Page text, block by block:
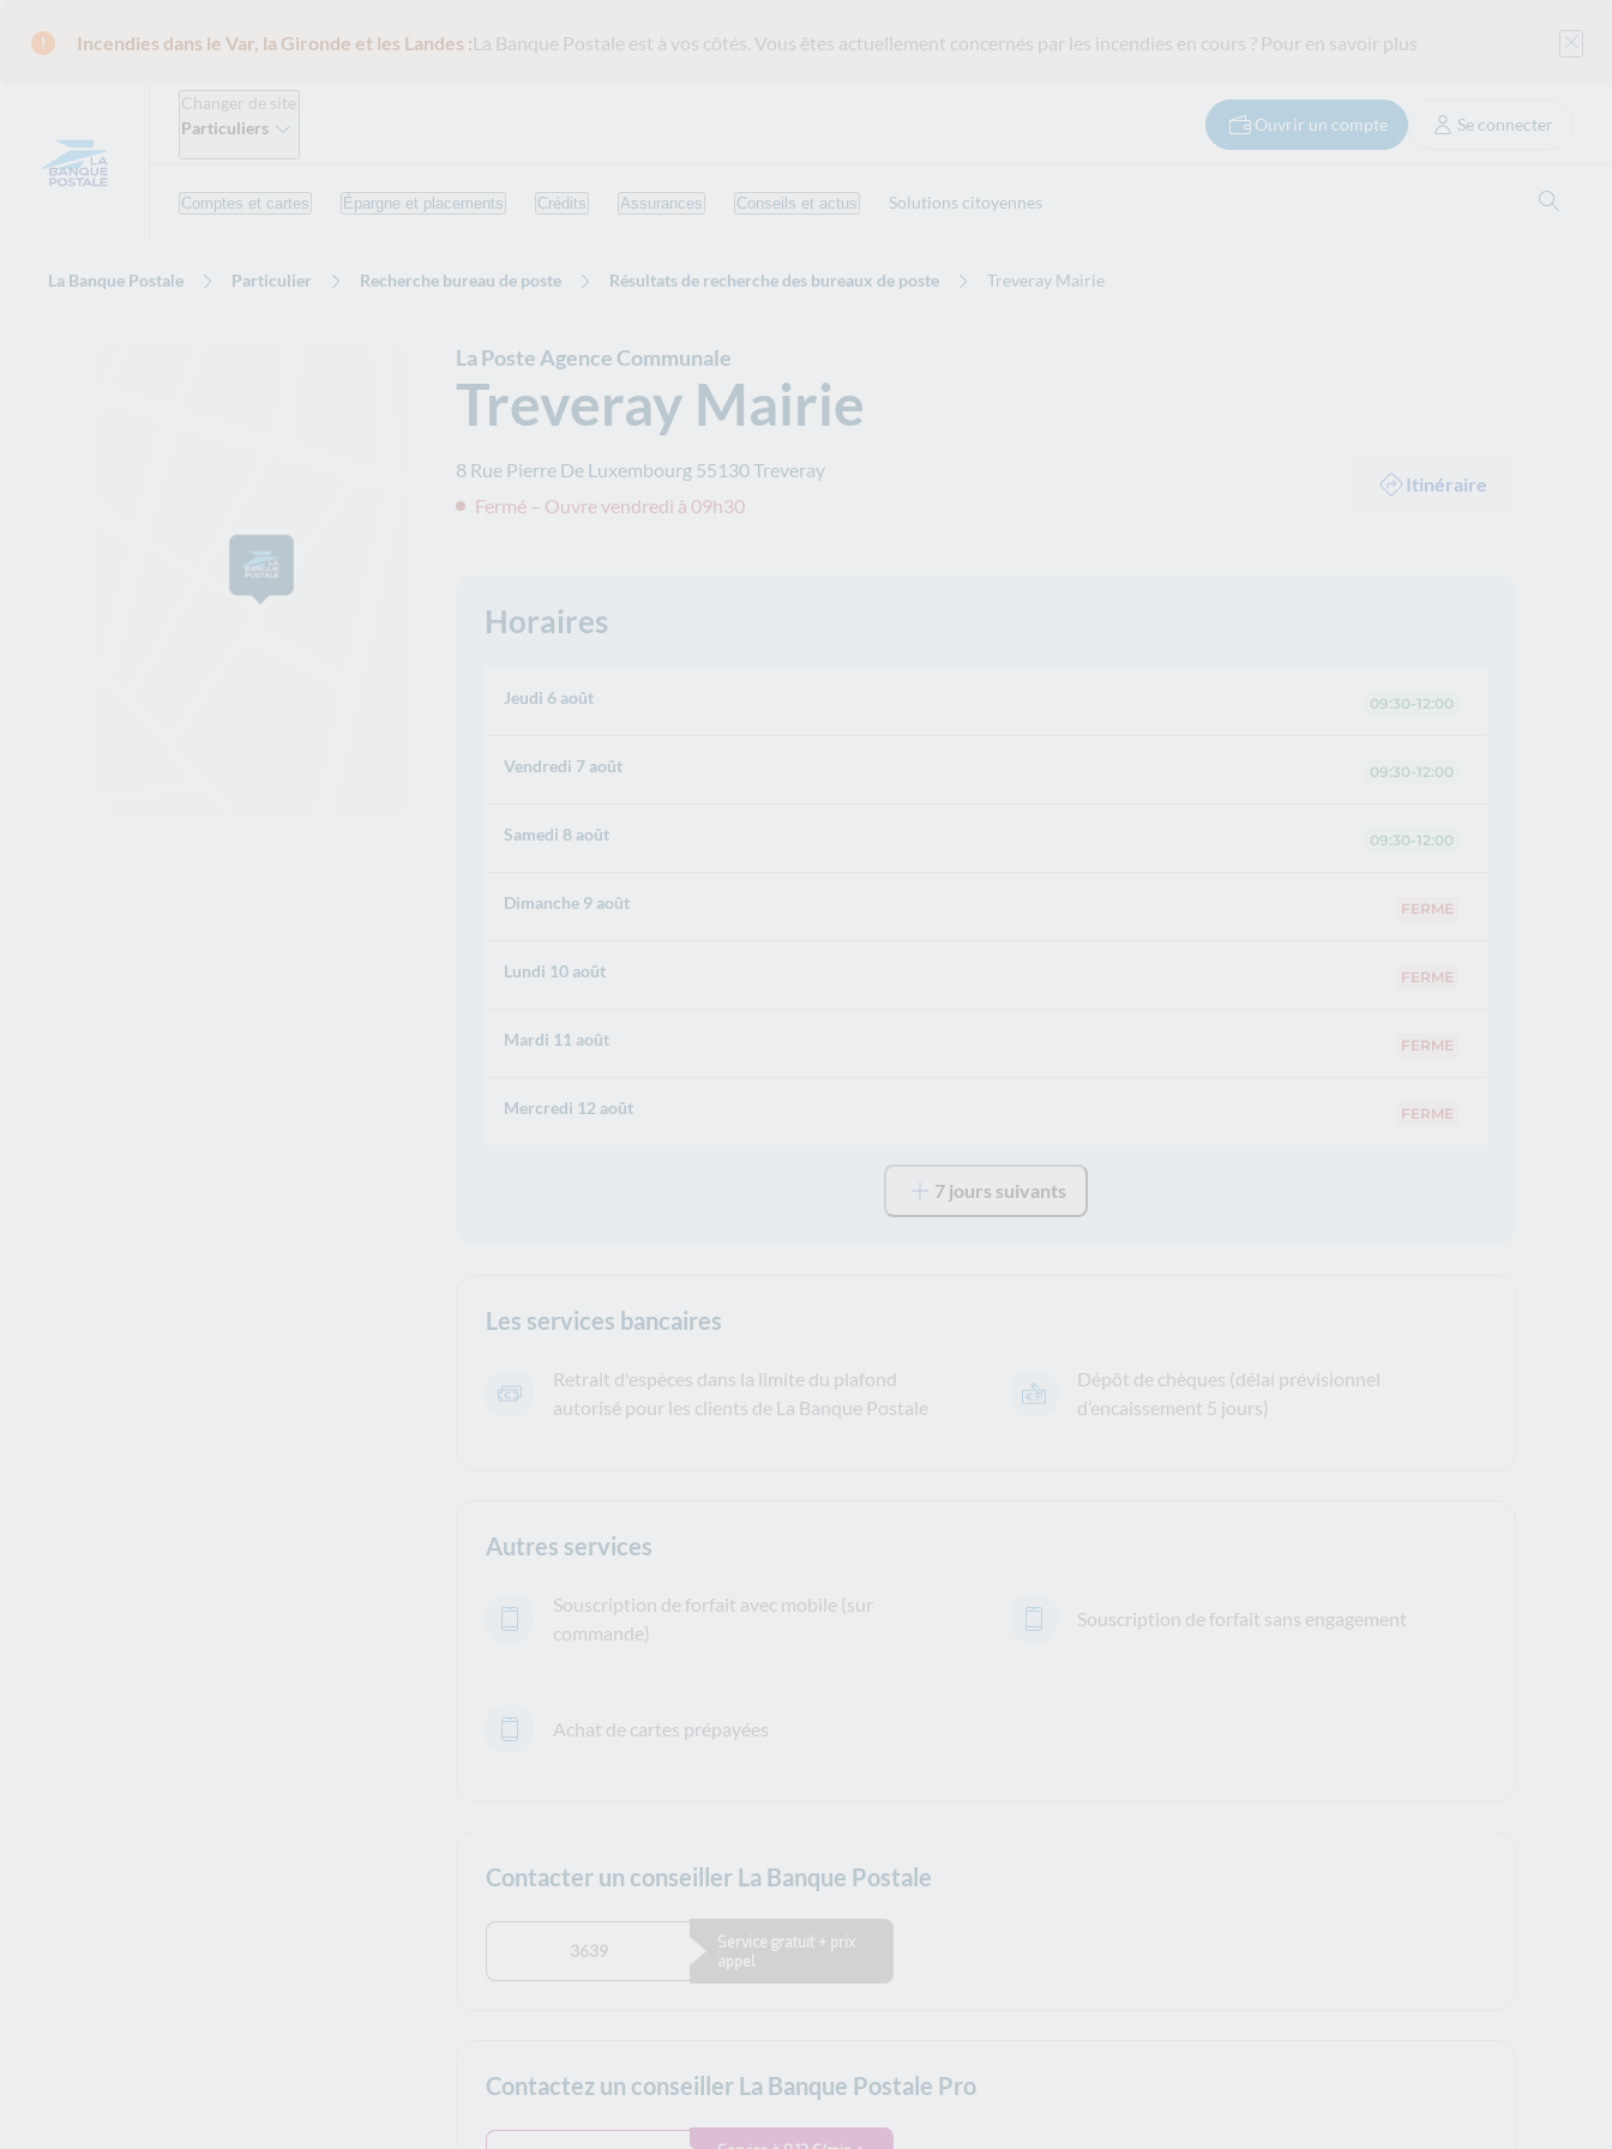
Incendies dans le Var, la Gironde et les Landes :La Banque Postale est à vos côtés. Vous êtes actuellement concernés par les incendies en cours ? Pour en savoir plus
Changer de site
Particuliers
Ouvrir un compte Se connecter
Comptes et cartes Épargne et placements Crédits Assurances Conseils et actus Solutions citoyennes
La Banque Postale Particulier Recherche bureau de poste Résultats de recherche des bureaux de poste Treveray Mairie
La Poste Agence Communale
Treveray Mairie
8 Rue Pierre De Luxembourg 55130Treveray
Fermé – Ouvre vendredi à 09h30
Itinéraire
Horaires
Jeudi 6 août 09:30-12:00
Vendredi 7 août 09:30-12:00
Samedi 8 août 09:30-12:00
Dimanche 9 août FERME
Lundi 10 août FERME
Mardi 11 août FERME
Mercredi 12 août FERME
7 jours suivants
Les services bancaires
Retrait d'espèces dans la limite du plafond
autorisé pour les clients de La Banque Postale
Dépôt de chèques (délai prévisionnel
d’encaissement 5 jours)
Autres services
Souscription de forfait avec mobile (sur
commande)
Souscription de forfait sans engagement
Achat de cartes prépayées
Contacter un conseiller La Banque Postale
3639
Service gratuit + prix
appel
Contactez un conseiller La Banque Postale Pro